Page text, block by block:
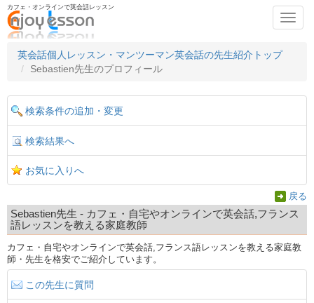
カフェ・オンラインで英会話レッスン
英会話個人レッスン・マンツーマン英会話の先生紹介トップ
Sebastien先生のプロフィール
検索条件の追加・変更
検索結果へ
お気に入りへ
戻る
Sebastien先生 - カフェ・自宅やオンラインで英会話,フランス
語レッスンを教える家庭教師
カフェ・自宅やオンラインで英会話,フランス語レッスンを教える家庭教
師・先生を格安でご紹介しています。
この先生に質問